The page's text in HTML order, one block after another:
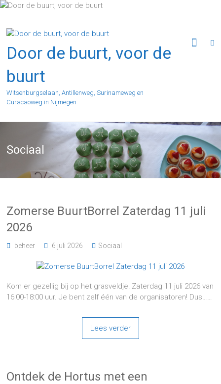
Ga
de
inhoud
Door de buurt, voor de
buurt
Witsenburgselaan, Antillenweg, Surinameweg en
Curacaoweg in Nijmegen
Sociaal
Zomerse BuurtBorrel Zaterdag 11 juli
2026
beheer 6 juli 2026 Sociaal
Kom er gezellig bij op het grasveldje! Zaterdag 11 juli 2026 van
16:00-18:00 uur. Je bent zelf één van de organisatoren! Dus……
Lees verder
Ontdek de Hortus met een